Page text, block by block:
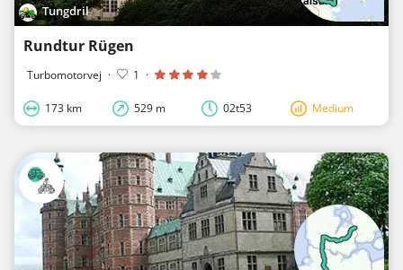
Tungdril
Rundtur Rügen
Turbomotorvej · 1 ·
173 km 529 m 02t53 Medium